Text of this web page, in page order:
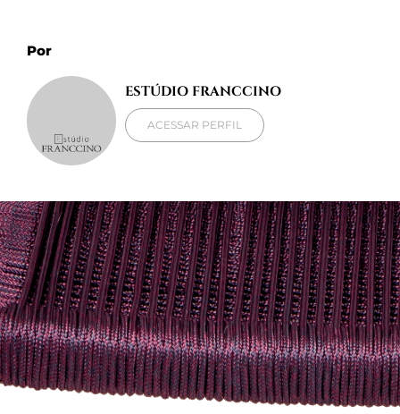
Por
ESTÚDIO FRANCCINO
ACESSAR PERFIL